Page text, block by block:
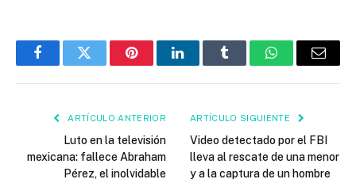
FacebookTwitter PinterestLinkedInTumblr WhatsAppEmail
ARTÍCULO ANTERIOR
Luto en la televisión
mexicana: fallece Abraham
Pérez, el inolvidable
ARTÍCULO SIGUIENTE
Video detectado por el FBI
lleva al rescate de una menor
y a la captura de un hombre